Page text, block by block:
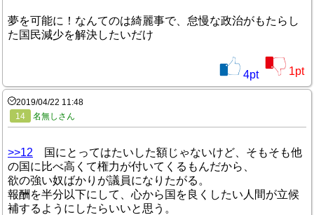
夢を可能に！なんてのは綺麗事で、怠慢な政治がもたらし
た国民減少を解決したいだけ
4pt 1pt
2019/04/22 11:48
14
名無しさん
>>12 国にとってはたいした額じゃないけど、そもそも他
の国に比べ高くて権力が付いてくるもんだから、
欲の強い奴ばかりが議員になりたがる。
報酬を半分以下にして、心から国を良くしたい人間が立候
補するようにしたらいいと思う。